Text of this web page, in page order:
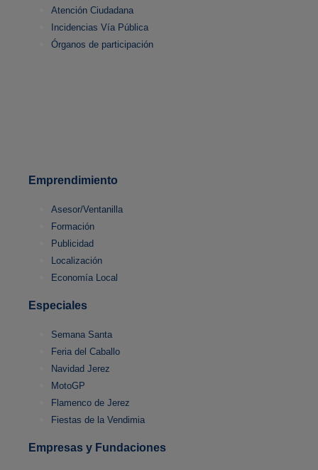
Atención Ciudadana
Incidencias Vía Pública
Órganos de participación
Emprendimiento
Asesor/Ventanilla
Formación
Publicidad
Localización
Economía Local
Especiales
Semana Santa
Feria del Caballo
Navidad Jerez
MotoGP
Flamenco de Jerez
Fiestas de la Vendimia
Empresas y Fundaciones